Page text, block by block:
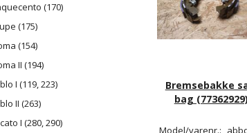
(170)
(175)
(154)
II (194)
I (119, 223)
II (263)
I (280, 290)
Bremsebakke
bag
Model/varenr.: